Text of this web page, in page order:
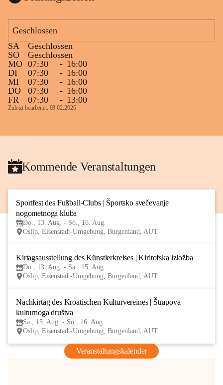
Geschlossen
SA
Geschlossen
SO
Geschlossen
MO 07:30 - 16:00
DI
07:30 - 16:00
MI
07:30 - 16:00
DO
07:30 - 16:00
FR
07:30 - 13:00
Zuletzt bearbeitet: 03.02.2026
Kommende Veranstaltungen
Sportfest des Fußball-Clubs | Športsko svečevanje
nogometnoga kluba
Do., 13. Aug. - So., 16. Aug.
Oslip, Eisenstadt-Umgebung, Burgenland, AUT
Kirtagsausstellung des Künstlerkreises | Kiritofska izložba
Do., 13. Aug. - Sa., 15. Aug.
Oslip, Eisenstadt-Umgebung, Burgenland, AUT
Nachkirtag des Kroatischen Kulturvereines | Štrapova
kulturnoga društva
Sa., 15. Aug. - So., 16. Aug.
Oslip, Eisenstadt-Umgebung, Burgenland, AUT
Veranstaltungskalender